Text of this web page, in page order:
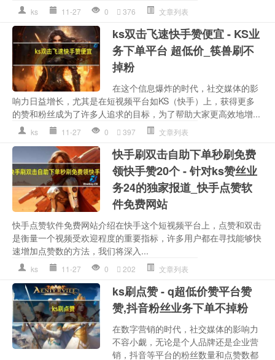
ks 11-27 0 376 文章列表
ks双击飞速快手赞便宜 - KS业
务下单平台 超低价_筷兽刷不
掉粉
在这个信息爆炸的时代，社交媒体的影
响力日益增长，尤其是在短视频平台如KS（快手）上，获得更多
的赞和粉丝成为了许多人追求的目标，为了帮助大家更高效地增...
ks 11-27 0 397 文章列表
快手刷双击自助下单秒刷免费
领快手赞20个 - 针对ks赞丝业
务24的独家报道_快手点赞软
件免费网站
快手点赞软件免费网站介绍在快手这个短视频平台上，点赞和双击
是衡量一个视频受欢迎程度的重要指标，许多用户都在寻找能够快
速增加点赞数的方法，我们将深入...
ks 11-27 0 202 文章列表
ks刷点赞 - q超低价赞平台赞
赞,抖音粉丝业务下单不掉粉
在数字营销的时代，社交媒体的影响力
不容小觑，无论是个人品牌还是企业营
销，抖音等平台的粉丝数量和点赞数都